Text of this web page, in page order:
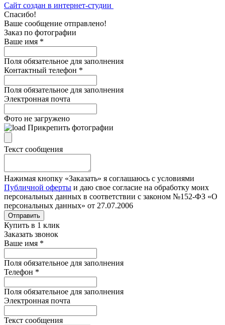
Сайт создан в интернет-студии
Спасибо!
Ваше сообщение отправлено!
Заказ по фотографии
Ваше имя *
Поля обязательное для заполнения
Контактный телефон *
Поля обязательное для заполнения
Электронная почта
Фото не загружено
Прикрепить фотографии
Текст сообщения
Нажимая кнопку «Заказать» я соглашаюсь с условиями
Публичной оферты и даю свое согласие на обработку моих
персональных данных в соответствии с законом №152-ФЗ «О
персональных данных» от 27.07.2006
Отправить
Купить в 1 клик
Заказать звонок
Ваше имя *
Поля обязательное для заполнения
Телефон *
Поля обязательное для заполнения
Электронная почта
Текст сообщения